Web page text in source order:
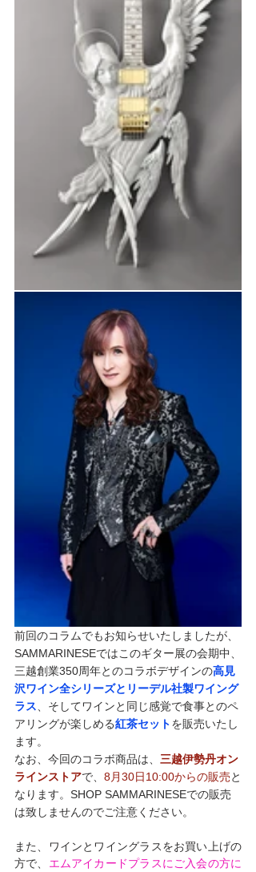
前回のコラムでもお知らせいたしましたが、
SAMMARINESEではこのギター展の会期中、
三越創業350周年とのコラボデザインの高見
沢ワイン全シリーズとリーデル社製ワイング
ラス 、そしてワインと同じ感覚で食事とのペ
アリングが楽しめる紅茶セットを販売いたし
ます。
なお、今回のコラボ商品は、 三越伊勢丹オン
ラインストアで、 8月30日10:00からの販売と
なります。SHOP SAMMARINESEでの販売
は致しませんのでご注意ください。
また、ワインとワイングラスをお買い上げの
方で、 エムアイカードプラスにご入会の方に